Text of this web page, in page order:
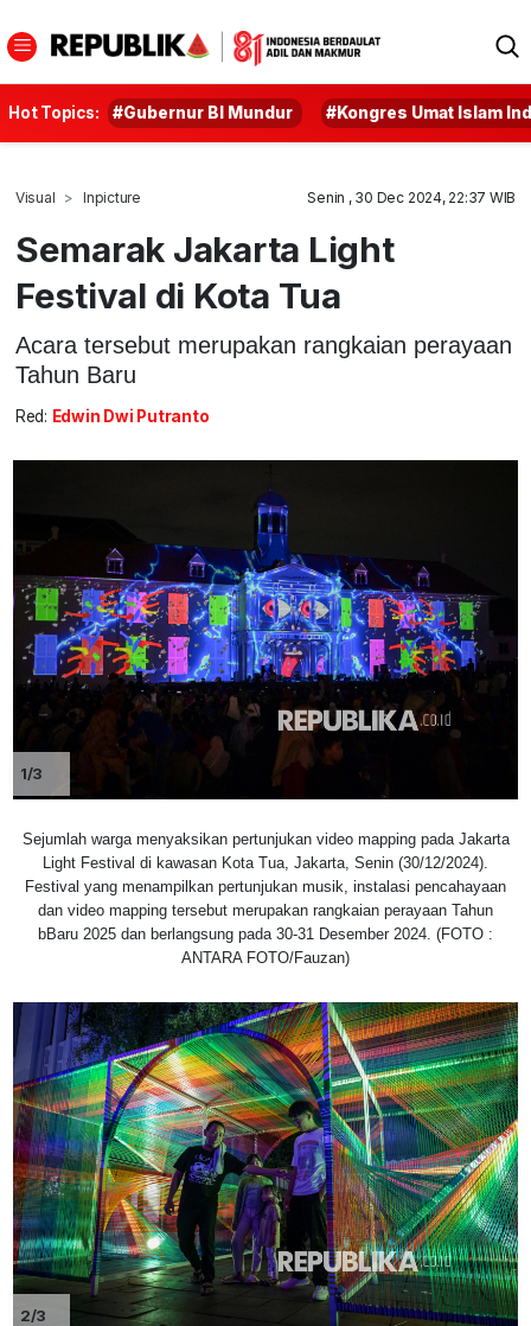
Hot Topics: #Gubernur BI Mundur #Kongres Umat Islam
Visual Inpicture Senin , 30 Dec 2024, 22:37 WIB
Semarak Jakarta Light
Festival di Kota Tua
Acara tersebut merupakan rangkaian perayaan
Tahun Baru
Red: Edwin Dwi Putranto
1/3
Sejumlah warga menyaksikan pertunjukan video mapping pada Jakarta
Light Festival di kawasan Kota Tua, Jakarta, Senin (30/12/2024).
Festival yang menampilkan pertunjukan musik, instalasi pencahayaan
dan video mapping tersebut merupakan rangkaian perayaan Tahun
bBaru 2025 dan berlangsung pada 30-31 Desember 2024. (FOTO :
ANTARA FOTO/Fauzan)
2/3